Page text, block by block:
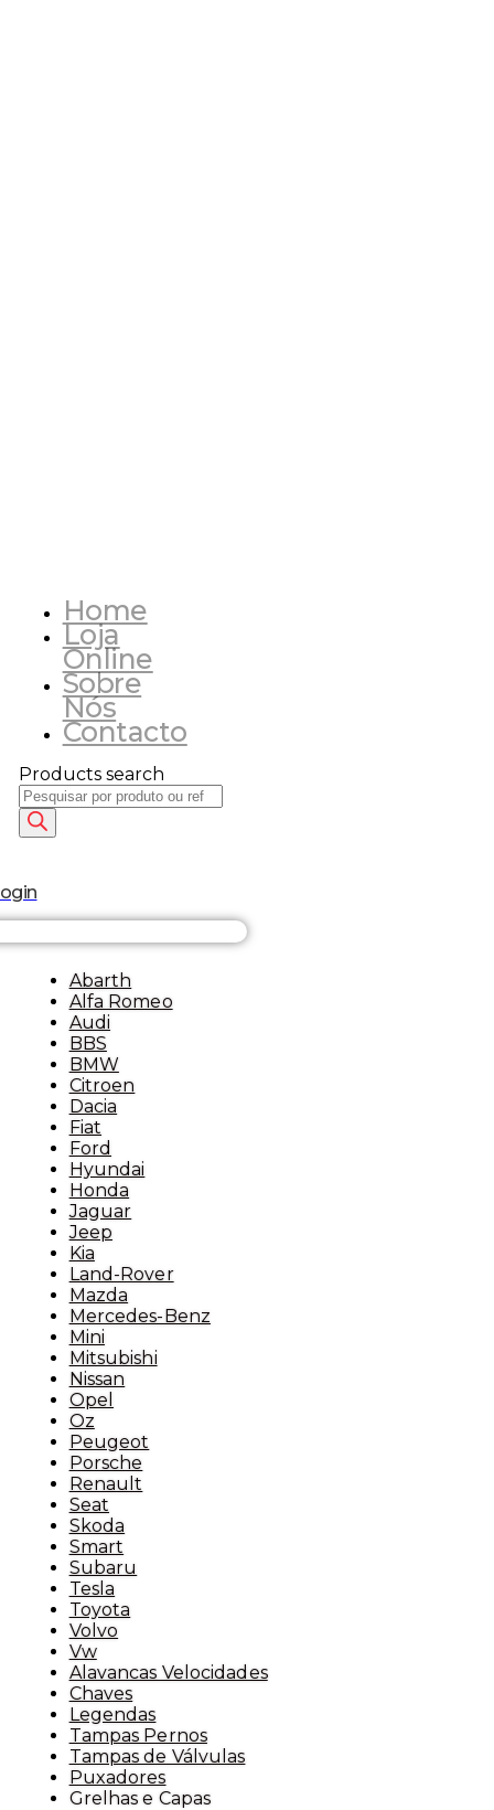
Home
Loja
Online
Sobre
Nós
Contacto
Products search
Abarth
Alfa Romeo
Audi
BBS
BMW
Citroen
Dacia
Fiat
Ford
Hyundai
Honda
Jaguar
Jeep
Kia
Land-Rover
Mazda
Mercedes-Benz
Mini
Mitsubishi
Nissan
Opel
Oz
Peugeot
Porsche
Renault
Seat
Skoda
Smart
Subaru
Tesla
Toyota
Volvo
Vw
Alavancas Velocidades
Chaves
Legendas
Tampas Pernos
Tampas de Válvulas
Puxadores
Grelhas e Capas